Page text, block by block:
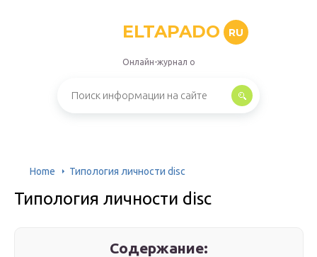
ELTAPADO RU
Онлайн-журнал о
Home Типология личности disc
Типология личности disc
Содержание: